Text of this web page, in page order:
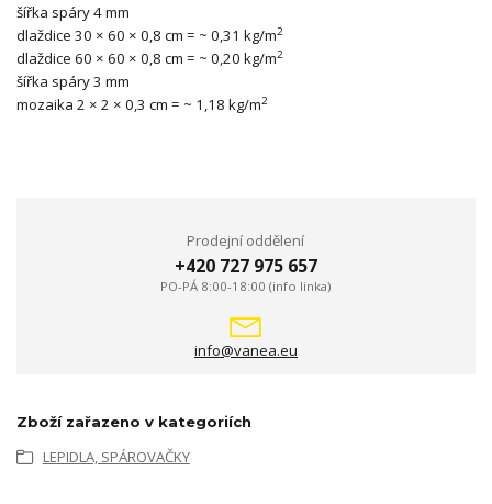
šířka spáry 4 mm
dlaždice 30 × 60 × 0,8 cm = ~ 0,31 kg/m2
dlaždice 60 × 60 × 0,8 cm = ~ 0,20 kg/m2
šířka spáry 3 mm
mozaika 2 × 2 × 0,3 cm = ~ 1,18 kg/m2
Prodejní oddělení
+420 727 975 657
PO-PÁ 8:00-18:00 (info linka)
info@vanea.eu
Zboží zařazeno v kategoriích
LEPIDLA, SPÁROVAČKY